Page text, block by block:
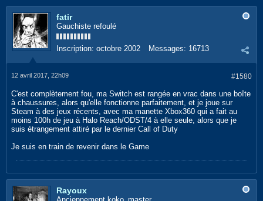
fatir
Gauchiste refoulé
Inscription: octobre 2002 Messages: 16713
#1580
12 avril 2017, 22h09
C'est complètement fou, ma Switch est rangée en vrac dans une boîte
à chaussures, alors qu'elle fonctionne parfaitement, et je joue sur
Steam à des jeux récents, avec ma manette Xbox360 qui a fait au
moins 100h de jeu à Halo Reach/ODST/4 à elle seule, alors que je
suis étrangement attiré par le dernier Call of Duty
Je suis en train de revenir dans le Game
Rayoux